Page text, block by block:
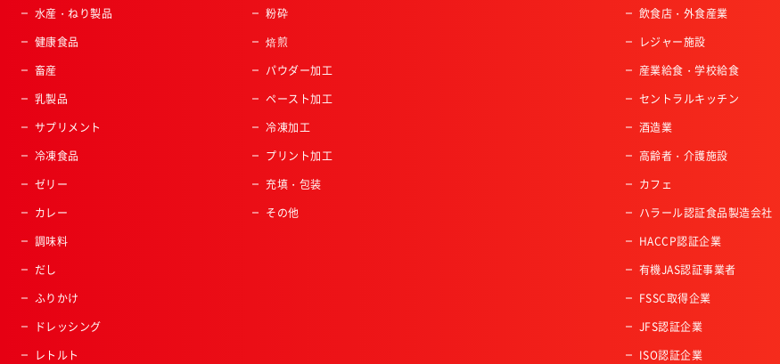
水産・ねり製品
健康食品
畜産
乳製品
サプリメント
冷凍食品
ゼリー
カレー
調味料
だし
ふりかけ
ドレッシング
レトルト
粉砕
焙煎
パウダー加工
ペースト加工
冷凍加工
プリント加工
充填・包装
その他
飲食店・外食産業
レジャー施設
産業給食・学校給食
セントラルキッチン
酒造業
高齢者・介護施設
カフェ
ハラール認証食品製造会社
HACCP認証企業
有機JAS認証事業者
FSSC取得企業
JFS認証企業
ISO認証企業